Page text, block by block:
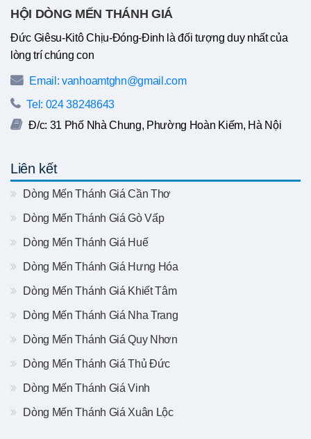
HỘI DÒNG MẾN THÁNH GIÁ
Đức Giêsu-Kitô Chịu-Đóng-Đinh là đối tượng duy nhất của
lòng trí chúng con
Email: vanhoamtghn@gmail.com
Tel: 024 38248643
Đ/c: 31 Phố Nhà Chung, Phường Hoàn Kiếm, Hà Nội
Liên kết
Dòng Mến Thánh Giá Cần Thơ
Dòng Mến Thánh Giá Gò Vấp
Dòng Mến Thánh Giá Huế
Dòng Mến Thánh Giá Hưng Hóa
Dòng Mến Thánh Giá Khiết Tâm
Dòng Mến Thánh Giá Nha Trang
Dòng Mến Thánh Giá Quy Nhơn
Dòng Mến Thánh Giá Thủ Đức
Dòng Mến Thánh Giá Vinh
Dòng Mến Thánh Giá Xuân Lộc